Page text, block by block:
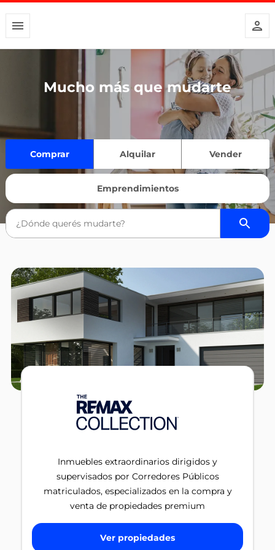
Mucho más que mudarte
Comprar Alquilar Vender
Emprendimientos
Inmuebles extraordinarios dirigidos y
supervisados por Corredores Públicos
matriculados, especializados en la compra y
venta de propiedades premium
Ver propiedades